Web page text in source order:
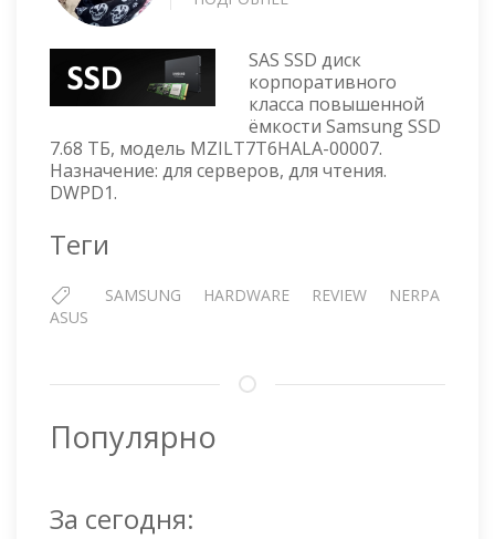
7.68
ТБ
—
MZILT7T6HALA-
00007
SAS SSD диск
корпоративного
класса повышенной
ёмкости Samsung SSD
7.68 ТБ, модель MZILT7T6HALA-00007.
Назначение: для серверов, для чтения.
DWPD1.
Теги
SAMSUNG HARDWARE REVIEW
NERPA
ASUS
Популярно
За сегодня: